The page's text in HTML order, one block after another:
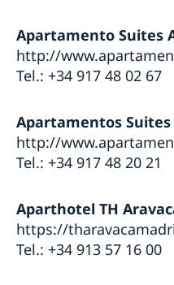
Apartamento Suites
http://
Tel.: +34 917 48 02 67
Apartamentos Suites
http://
Tel.: +34 917 48 20 21
Aparthotel TH
https://
Tel.: +34 913 57 16 00